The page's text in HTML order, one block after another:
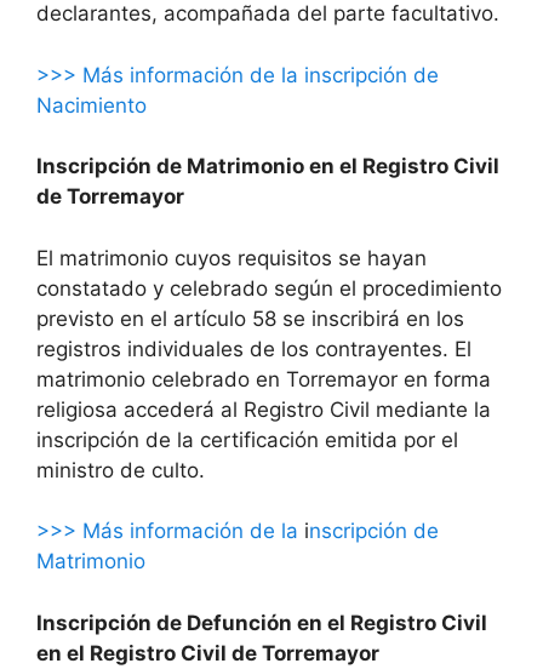
declarantes, acompañada del parte facultativo.
>>> Más información de la inscripción de
Nacimiento
Inscripción de Matrimonio en el Registro Civil
de Torremayor
El matrimonio cuyos requisitos se hayan
constatado y celebrado según el procedimiento
previsto en el artículo 58 se inscribirá en los
registros individuales de los contrayentes. El
matrimonio celebrado en Torremayor en forma
religiosa accederá al Registro Civil mediante la
inscripción de la certificación emitida por el
ministro de culto.
>>> Más información de la inscripción de
Matrimonio
Inscripción de Defunción en el Registro Civil
en el Registro Civil de Torremayor